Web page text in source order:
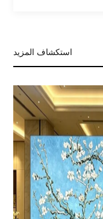
استكشاف المزيد